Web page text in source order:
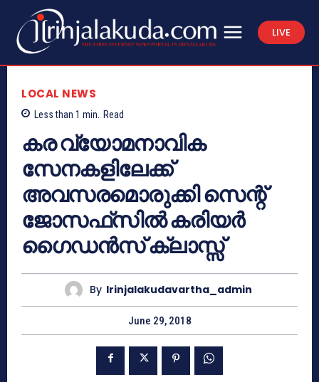
LIVE
LOCAL NEWS
Less than 1 min. Read
കര വ്യോമനാവിക
സേനകളിലേക്ക്
അവസരമൊരുക്കി സെന്റ്
ജോസഫ്‌സില്‍ കരിയര്‍
ഗൈഡന്‍സ് ക്ലാസ്സ്
By Irinjalakudavartha_admin
June 29, 2018